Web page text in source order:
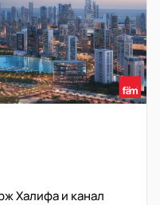
Халифа и канал